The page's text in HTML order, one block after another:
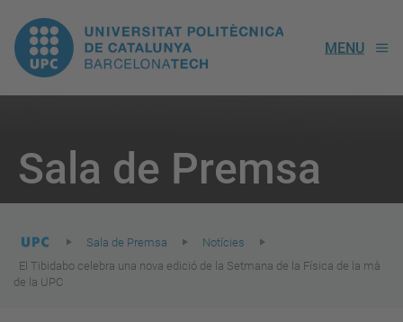
UPC.
Universitat
de
Catalunya
MENU
Sala de Premsa
here:
Sala de Premsa
Notícies
El Tibidabo celebra una nova edició de la Setmana de la Física de la mà
de la UPC